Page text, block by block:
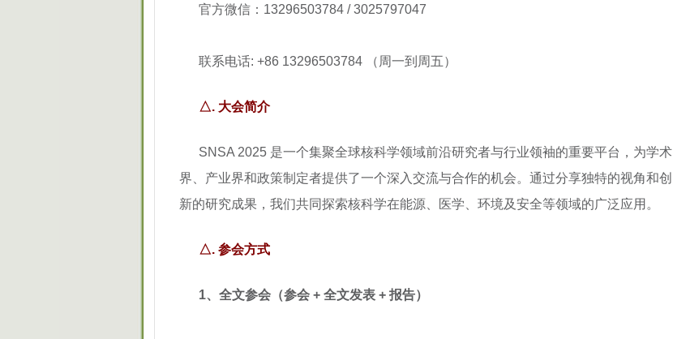
官方微信：13296503784 / 3025797047
联系电话: +86 13296503784 （周一到周五）
△. 大会简介
SNSA 2025 是一个集聚全球核科学领域前沿研究者与行业领袖的重要平台，为学术
界、产业界和政策制定者提供了一个深入交流与合作的机会。通过分享独特的视角和创
新的研究成果，我们共同探索核科学在能源、医学、环境及安全等领域的广泛应用。
△. 参会方式
1、全文参会（参会 + 全文发表 + 报告）